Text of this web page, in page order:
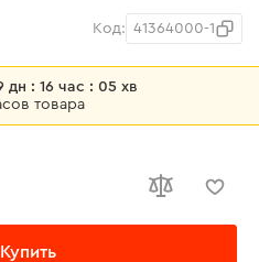
Код: 41364000-1
дн : 16 час : 05 хв
товара
Купить